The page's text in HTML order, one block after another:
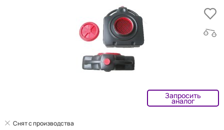
Запросить
аналог
Снят с производства